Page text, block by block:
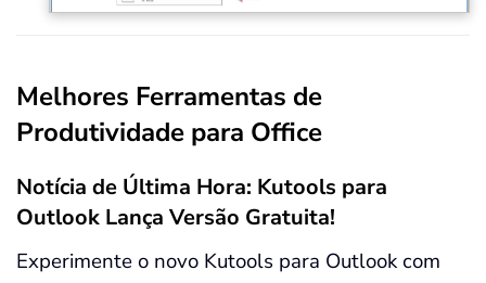
Melhores Ferramentas de
Produtividade para Office
Notícia de Última Hora: Kutools para
Outlook Lança Versão Gratuita!
Experimente o novo Kutools para Outlook com